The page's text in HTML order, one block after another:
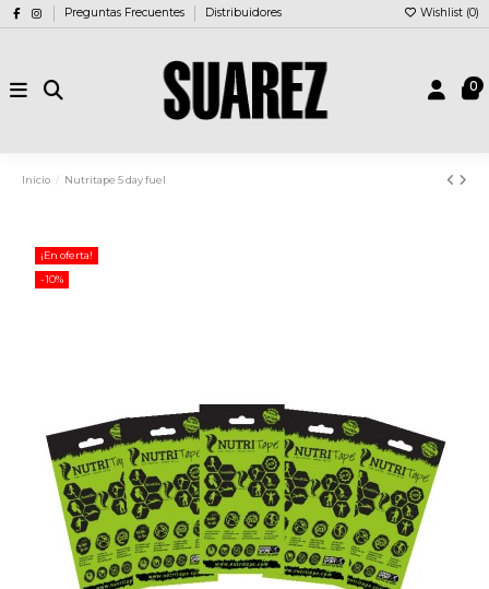
Preguntas Frecuentes Distribuidores Wishlist (0)
0
Inicio Nutritape 5 day fuel
¡En oferta!
-10%